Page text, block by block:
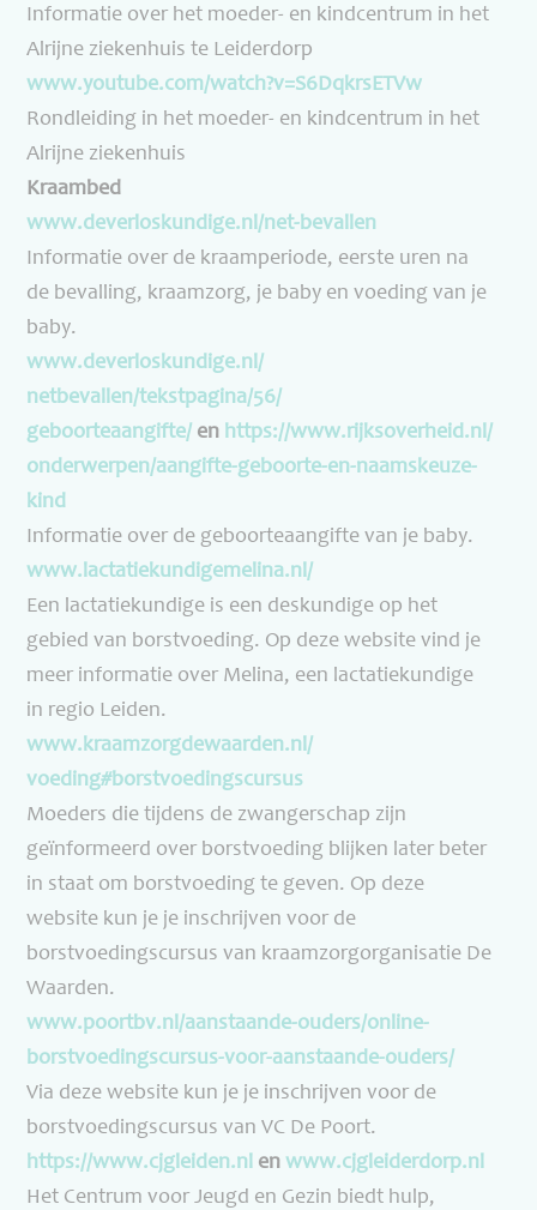
Informatie over het moeder- en kindcentrum in het
Alrijne ziekenhuis te Leiderdorp
www.youtube.com/watch?v=S6DqkrsETVw
Rondleiding in het moeder- en kindcentrum in het
Alrijne ziekenhuis
Kraambed
www.deverloskundige.nl/net-bevallen
Informatie over de kraamperiode, eerste uren na
de bevalling, kraamzorg, je baby en voeding van je
baby.
www.deverloskundige.nl/
netbevallen/tekstpagina/56/
geboorteaangifte/en https://www.rijksoverheid.nl/
onderwerpen/aangifte-geboorte-en-naamskeuze-
kind
Informatie over de geboorteaangifte van je baby.
www.lactatiekundigemelina.nl/
Een lactatiekundige is een deskundige op het
gebied van borstvoeding. Op deze website vind je
meer informatie over Melina, een lactatiekundige
in regio Leiden.
www.kraamzorgdewaarden.nl/
voeding#borstvoedingscursus
Moeders die tijdens de zwangerschap zijn
geïnformeerd over borstvoeding blijken later beter
in staat om borstvoeding te geven. Op deze
website kun je je inschrijven voor de
borstvoedingscursus van kraamzorgorganisatie De
Waarden.
www.poortbv.nl/aanstaande-ouders/online-
borstvoedingscursus-voor-aanstaande-ouders/
Via deze website kun je je inschrijven voor de
borstvoedingscursus van VC De Poort.
https://www.cjgleiden.nlen www.cjgleiderdorp.nl
Het Centrum voor Jeugd en Gezin biedt hulp,